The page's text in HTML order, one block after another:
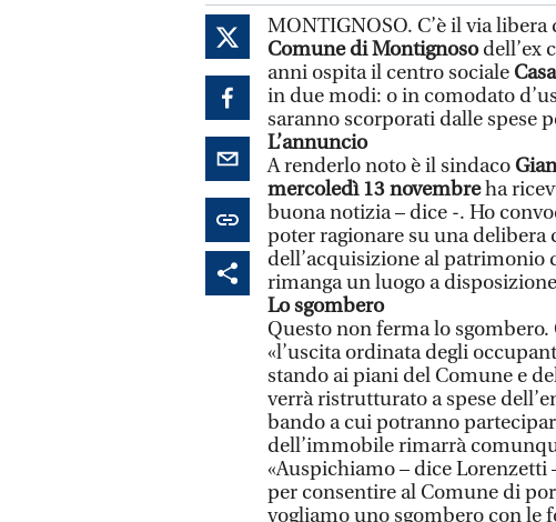
MONTIGNOSO. C’è il via
Comune di Montignosodell’ex
anni ospita il centro sociale
in due modi: o in comodato
saranno scorporati dalle spese
L’annuncio
A renderlo noto è il sindaco
mercoledì 13 novembreha
buona notizia – dice -. Ho
poter ragionare su una delibera
dell’acquisizione al patrimonio
rimanga un luogo a
Lo sgombero
Questo non ferma lo
«l’uscita ordinata degli
stando ai piani del Comune e
verrà ristrutturato a spese
bando a cui potranno
dell’immobile rimarrà
«Auspichiamo – dice
per consentire al Comune di
vogliamo uno sgombero con le